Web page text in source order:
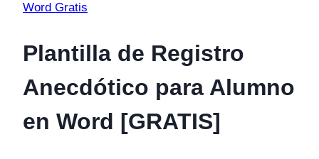
Word Gratis
Plantilla de Registro
Anecdótico para Alumno
en Word [GRATIS]